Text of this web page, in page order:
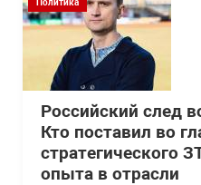
Политика
Российский след
Кто поставил во
стратегического
опыта в отрасли